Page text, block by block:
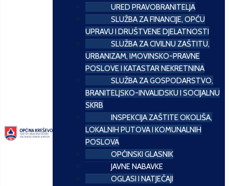
URED PRAVOBRANITELJA
SLUŽBA ZA FINANCIJE, OPĆU
UPRAVU I DRUŠTVENE DJELATNOSTI
SLUŽBA ZA CIVILNU ZAŠTITU,
URBANIZAM, IMOVINSKO-PRAVNE
POSLOVE I KATASTAR NEKRETNINA
SLUŽBA ZA GOSPODARSTVO,
BRANITELJSKO-INVALIDSKU I SOCIJALNU
SKRB
INSPEKCIJA ZAŠTITE OKOLIŠA,
LOKALNIH PUTOVA I KOMUNALNIH
POSLOVA
OPĆINSKI GLASNIK
JAVNE NABAVKE
OGLASI I NATJEČAJI